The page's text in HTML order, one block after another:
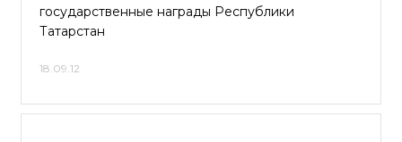
государственные награды Республики
Татарстан
18.09.12